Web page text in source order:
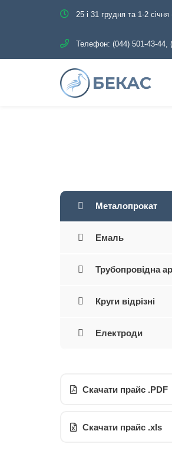
25 і 31 грудня та 1-2
Телефон: (044) 501-43-44,
Металопрокат
Емаль
Трубопровідна
Круги відрізні
Електроди
Скачати прайс .PDF
Скачати прайс .xls